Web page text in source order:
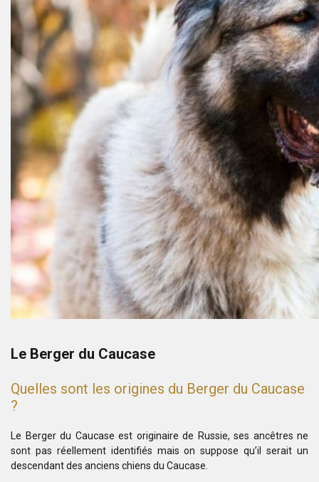
Le Berger du Caucase
Quelles sont les origines du Berger du Caucase
?
Le Berger du Caucase est originaire de Russie, ses ancêtres ne
sont pas réellement identifiés mais on suppose qu’il serait un
descendant des anciens chiens du Caucase.